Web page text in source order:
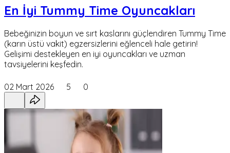
En İyi Tummy Time Oyuncakları
Bebeğinizin boyun ve sırt kaslarını güçlendiren Tummy Time
(karın üstü vakit) egzersizlerini eğlenceli hale getirin!
Gelişimi destekleyen en iyi oyuncakları ve uzman
tavsiyelerini keşfedin.
02 Mart 2026 5 0